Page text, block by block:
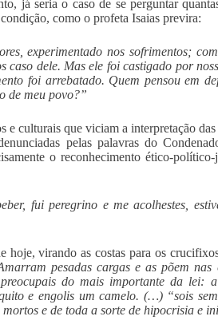
já seria o caso de se perguntar
como o profeta Isaias previra:
experimentado nos sofrimentos;
dele. Mas ele foi castigado por
foi arrebatado. Quem pensou em
de meu povo?”
e culturais que viciam a interpretação
pelas palavras do
o reconhecimento ético-
fui peregrino e me acolhestes,
hoje, virando as costas para os
pesadas cargas e as põem nas
do mais importante da lei:
e engolis um camelo. (…) “sois
e de toda a sorte de hipocrisia e